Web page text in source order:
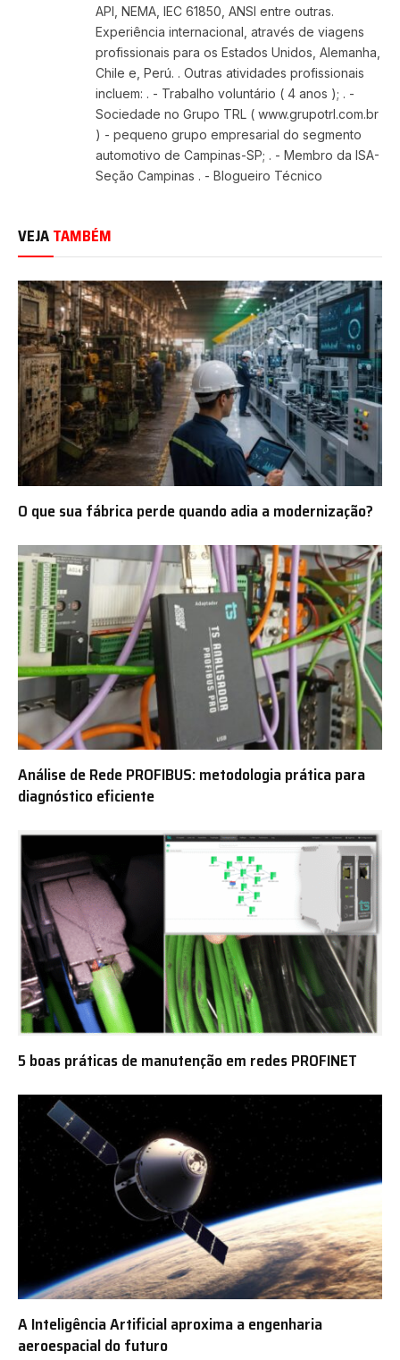
API, NEMA, IEC 61850, ANSI entre outras.
Experiência internacional, através de viagens
profissionais para os Estados Unidos, Alemanha,
Chile e, Perú. . Outras atividades profissionais
incluem: . - Trabalho voluntário ( 4 anos ); . -
Sociedade no Grupo TRL ( www.grupotrl.com.br
) - pequeno grupo empresarial do segmento
automotivo de Campinas-SP; . - Membro da ISA-
Seção Campinas . - Blogueiro Técnico
VEJATAMBÉM
O que sua fábrica perde quando adia a modernização?
Análise de Rede PROFIBUS: metodologia prática para
diagnóstico eficiente
5 boas práticas de manutenção em redes PROFINET
A Inteligência Artificial aproxima a engenharia
aeroespacial do futuro